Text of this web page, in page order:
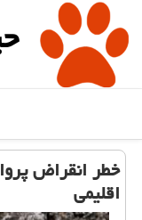
خطر انقراض
اقلیمی